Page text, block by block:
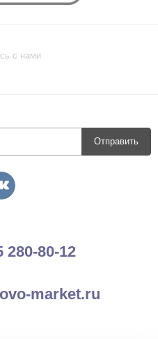
с нами
Отправить
280-80-12
market.ru